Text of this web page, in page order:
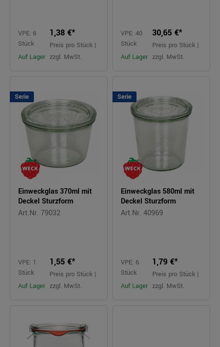
VPE: 6
Stück
Auf Lager
1,38 €*
Preis pro Stück |
zzgl. MwSt.
VPE: 40
Stück
Auf Lager
30,65 €*
Preis pro Stück |
zzgl. MwSt.
Serie
Einweckglas 370ml mit
Deckel Sturzform
Art.Nr. 79032
VPE: 1
Stück
Auf Lager
1,55 €*
Preis pro Stück |
zzgl. MwSt.
Serie
Einweckglas 580ml mit
Deckel Sturzform
Art.Nr. 40969
VPE: 6
Stück
Auf Lager
1,79 €*
Preis pro Stück |
zzgl. MwSt.